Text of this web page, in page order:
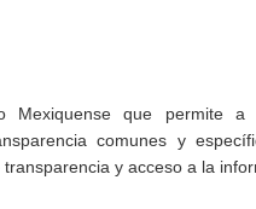
Mexiquense que permite
comunes y
y acceso a la